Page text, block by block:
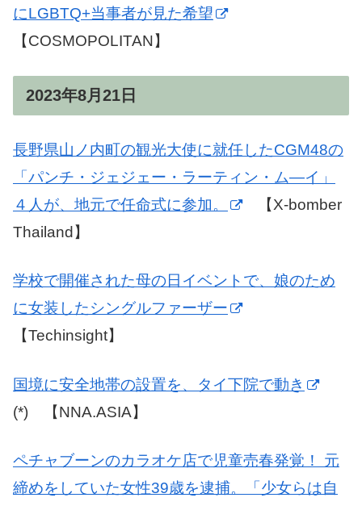
にLGBTQ+当事者が見た希望
【COSMOPOLITAN】
2023年8月21日
長野県山ノ内町の観光大使に就任したCGM48の
「パンチ・ジェジェー・ラーティン・ム―イ」
４人が、地元で任命式に参加。
【X-bomber
Thailand】
学校で開催された母の日イベントで、娘のため
に女装したシングルファーザー
【Techinsight】
国境に安全地帯の設置を、タイ下院で動き
(*) 【NNA.ASIA】
ペチャブーンのカラオケ店で児童売春発覚！ 元
締めをしていた女性39歳を逮捕。「少女らは自